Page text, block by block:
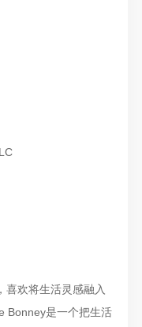
喜欢将生活灵感融入
Bonney是一个把生活